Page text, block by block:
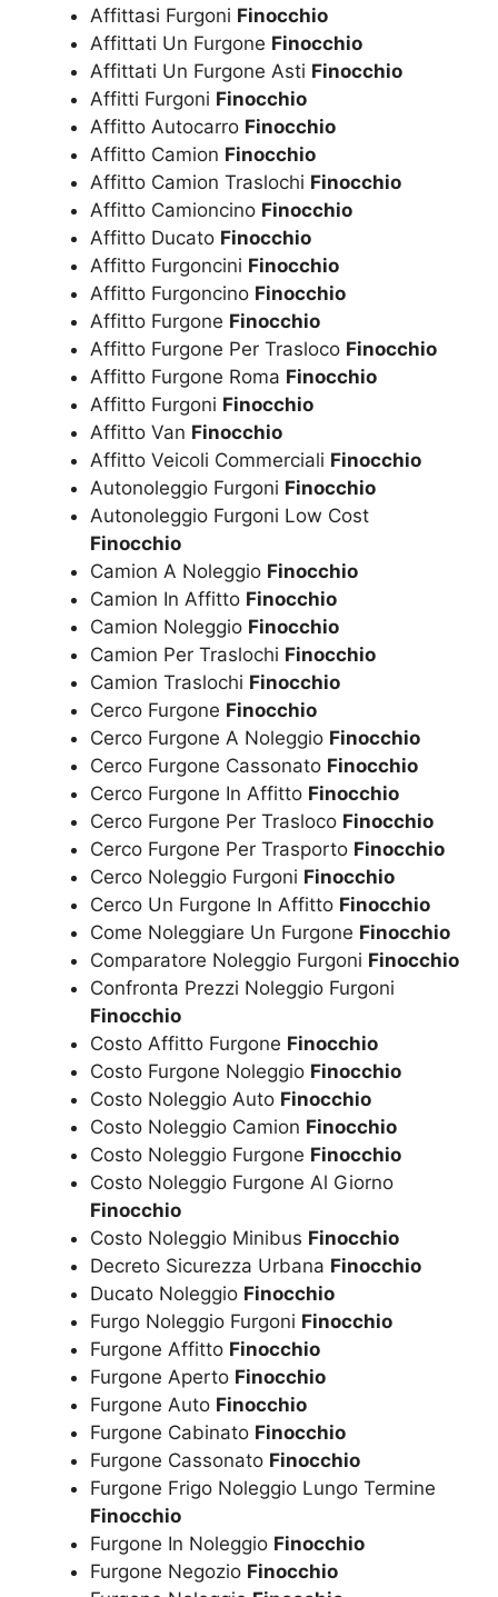
Affittasi Furgoni Finocchio
Affittati Un Furgone Finocchio
Affittati Un Furgone Asti Finocchio
Affitti Furgoni Finocchio
Affitto Autocarro Finocchio
Affitto Camion Finocchio
Affitto Camion Traslochi Finocchio
Affitto Camioncino Finocchio
Affitto Ducato Finocchio
Affitto Furgoncini Finocchio
Affitto Furgoncino Finocchio
Affitto Furgone Finocchio
Affitto Furgone Per Trasloco Finocchio
Affitto Furgone Roma Finocchio
Affitto Furgoni Finocchio
Affitto Van Finocchio
Affitto Veicoli Commerciali Finocchio
Autonoleggio Furgoni Finocchio
Autonoleggio Furgoni Low Cost
Finocchio
Camion A Noleggio Finocchio
Camion In Affitto Finocchio
Camion Noleggio Finocchio
Camion Per Traslochi Finocchio
Camion Traslochi Finocchio
Cerco Furgone Finocchio
Cerco Furgone A Noleggio Finocchio
Cerco Furgone Cassonato Finocchio
Cerco Furgone In Affitto Finocchio
Cerco Furgone Per Trasloco Finocchio
Cerco Furgone Per Trasporto Finocchio
Cerco Noleggio Furgoni Finocchio
Cerco Un Furgone In Affitto Finocchio
Come Noleggiare Un Furgone Finocchio
Comparatore Noleggio Furgoni Finocchio
Confronta Prezzi Noleggio Furgoni
Finocchio
Costo Affitto Furgone Finocchio
Costo Furgone Noleggio Finocchio
Costo Noleggio Auto Finocchio
Costo Noleggio Camion Finocchio
Costo Noleggio Furgone Finocchio
Costo Noleggio Furgone Al Giorno
Finocchio
Costo Noleggio Minibus Finocchio
Decreto Sicurezza Urbana Finocchio
Ducato Noleggio Finocchio
Furgo Noleggio Furgoni Finocchio
Furgone Affitto Finocchio
Furgone Aperto Finocchio
Furgone Auto Finocchio
Furgone Cabinato Finocchio
Furgone Cassonato Finocchio
Furgone Frigo Noleggio Lungo Termine
Finocchio
Furgone In Noleggio Finocchio
Furgone Negozio Finocchio